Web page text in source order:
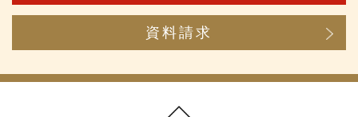
資料請求